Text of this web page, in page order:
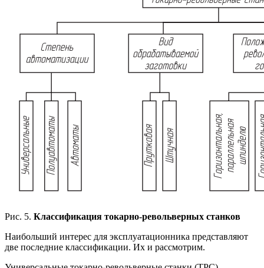
Рис. 5. Классификация токарно-револьверных станков
Наибольший интерес для эксплуатационника представляют
две последние классификации. Их и рассмотрим.